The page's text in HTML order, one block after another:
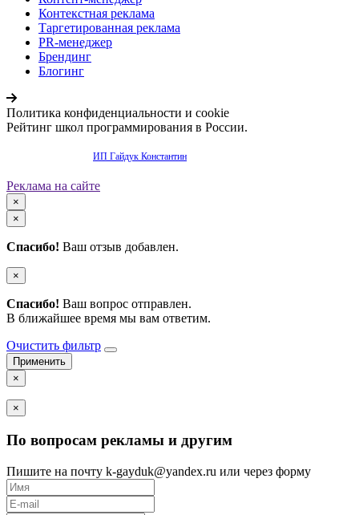
Контекстная реклама
Таргетированная реклама
PR-менеджер
Брендинг
Блогинг
Политика конфиденциальности и cookie
Рейтинг школ программирования в России.
ИП Гайдук Константин
Реклама на сайте
×
×
Спасибо! Ваш отзыв добавлен.
×
Спасибо! Ваш вопрос отправлен.
В ближайшее время мы вам ответим.
Очистить фильтр
×
×
По вопросам рекламы и другим
Пишите на почту k-gayduk@yandex.ru или через форму